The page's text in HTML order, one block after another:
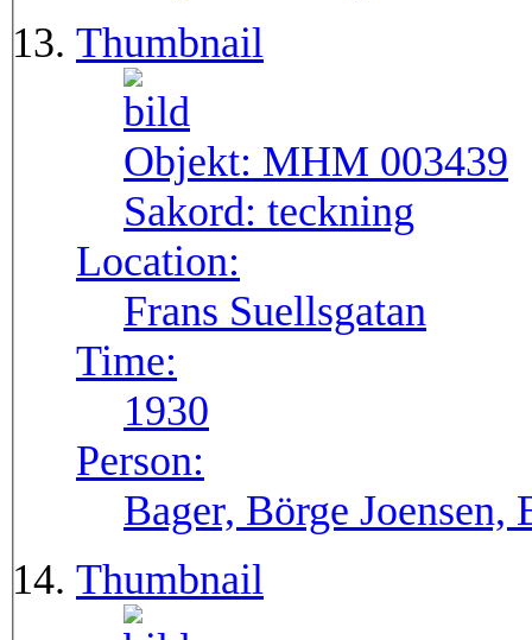
Thumbnail
Objekt: MHM 003439
Sakord: teckning
Location:
Frans Suellsgatan
Time:
1930
Person:
Bager, Börge
Thumbnail